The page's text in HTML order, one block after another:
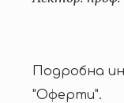
Подробна
"Оферти".